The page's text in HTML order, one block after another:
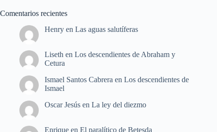
Comentarios recientes
Henry en Las aguas salutíferas
Liseth en Los descendientes de Abraham y
Cetura
Ismael Santos Cabrera en Los descendientes de
Ismael
Oscar Jesús en La ley del diezmo
Enrique en El paralítico de Betesda